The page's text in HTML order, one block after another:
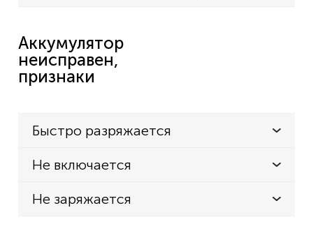
Аккумулятор
неисправен,
признаки
Быстро разряжается
Не включается
Не заряжается